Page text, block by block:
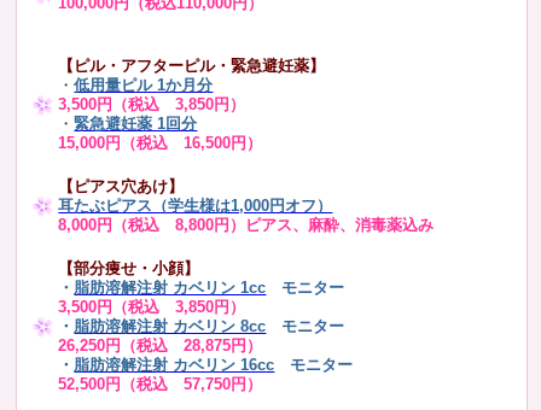
【ピル・アフターピル・緊急避妊薬】
・低用量ピル 1か月分
3,500円（税込 3,850円）
・緊急避妊薬 1回分
15,000円（税込 16,500円）
【ピアス穴あけ】
耳たぶピアス（学生様は1,000円オフ）
8,000円（税込 8,800円）ピアス、麻酔、消毒薬込み
【部分痩せ・小顔】
・ 脂肪溶解注射 カベリン 1cc モニター
3,500円（税込 3,850円）
・ 脂肪溶解注射 カベリン 8cc モニター
26,250円（税込 28,875円）
・ 脂肪溶解注射 カベリン 16cc
モニター
52,500円（税込 57,750円）